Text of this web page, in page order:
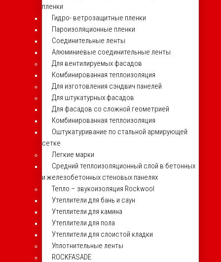
пленки
Гидро- ветрозащитные пленки
Пароизоляционные пленки
Соединительные ленты
Алюминиевые соединительные ленты
Для вентилируемых фасадов
Комбинированная теплоизоляция
Для изготовления сэндвич панелей
Для штукатурных фасадов
Для фасадов со сложной геометрией
Комбинированная теплоизоляция
Оштукатуривание по стальной армирующей
сетке
Легкие марки
Средний теплоизоляционный слой в бетонных
и железобетонных стеновых панелях
Тепло – звукоизоляция Rockwool
Утеплители для бань и саун
Утеплители для камина
Утеплители для пола
Утеплители для слоистой кладки
Уплотнительные ленты
ROCKFASADE